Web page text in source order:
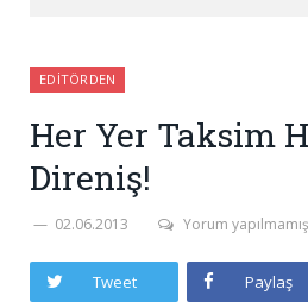
EDITÖRDEN
Her Yer Taksim
Direniş!
02.06.2013 Yorum yapılmamış
Tweet Paylaş